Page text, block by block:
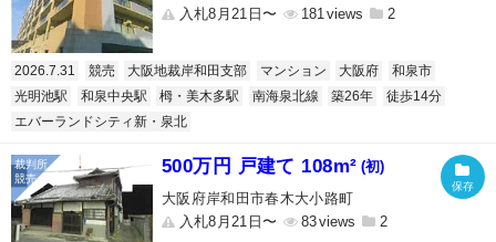
入札8月21日〜
181 2
2026.7.31 競売 大阪地裁岸和田支部 マンション 大阪府
和泉市
光明池駅
和泉中央駅 栂・美木多駅 南海泉北線 築26年
徒歩14分
エバーランドシティ新・泉北
500万円 戸建て 108m² (初)
大阪府岸和田市春木大小路町
入札8月21日〜
83 2